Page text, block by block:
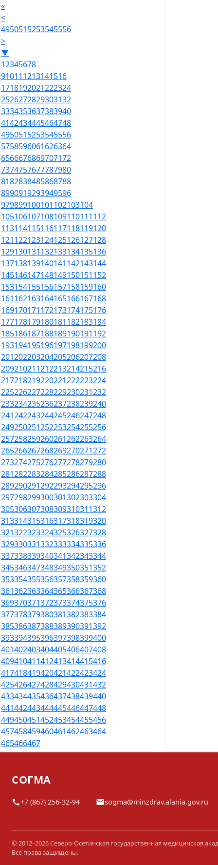
«
<
4950515253545556
>
▼
12345678
910111213141516
1718192021222324
2526272829303132
3334353637383940
4142434445464748
4950515253545556
5758596061626364
6566676869707172
7374757677787980
8182838485868788
8990919293949596
979899100101102103104
105106107108109110111112
113114115116117118119120
121122123124125126127128
129130131132133134135136
137138139140141142143144
145146147148149150151152
153154155156157158159160
161162163164165166167168
169170171172173174175176
177178179180181182183184
185186187188189190191192
193194195196197198199200
201202203204205206207208
209210211212213214215216
217218219220221222223224
225226227228229230231232
233234235236237238239240
241242243244245246247248
249250251252253254255256
257258259260261262263264
265266267268269270271272
273274275276277278279280
281282283284285286287288
289290291292293294295296
297298299300301302303304
305306307308309310311312
313314315316317318319320
321322323324325326327328
329330331332333334335336
337338339340341342343344
345346347348349350351352
353354355356357358359360
361362363364365366367368
369370371372373374375376
377378379380381382383384
385386387388389390391392
393394395396397398399400
401402403404405406407408
409410411412413414415416
417418419420421422423424
425426427428429430431432
433434435436437438439440
441442443444445446447448
449450451452453454455456
457458459460461462463464
465466467
СОГМА
+7 (867) 256-32-94 sogma@minzdrav.alania.gov.ru
© 2012–2026 Северо-Осетинская государственная медицинская
Все права защищены.